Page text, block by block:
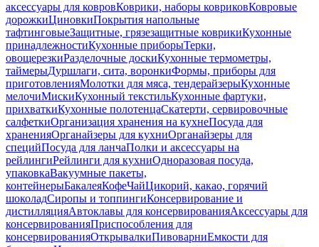
аксессуары для ковровКоврики, наборы ковриковКовровые
дорожкиЦиновкиПокрытия напольные
тафтинговыеЗащитные, грязезащитные коврикиКухонные
принадлежностиКухонные приборыТерки,
овощерезкиРазделочные доскиКухонные термометры,
таймерыДуршлаги, сита, воронкиФормы, приборы для
приготовленияМолотки для мяса, тендерайзерыКухонные
мелочиМискиКухонный текстильКухонные фартуки,
прихваткиКухонные полотенцаСкатерти, сервировочные
салфеткиОрганизация хранения на кухнеПосуда для
храненияОрганайзеры для кухниОрганайзеры для
специйПосуда для ланчаПолки и аксессуары на
рейлингиРейлинги для кухниОдноразовая посуда,
упаковкаВакуумные пакеты,
контейнерыБакалеяКофеЧайЦикорий, какао, горячий
шоколадСиропы и топпингиКонсервирование и
дистилляцияАвтоклавы для консервированияАксессуары для
консервированияПриспособления для
консервированияОткрывалкиПивоварниЕмкости для